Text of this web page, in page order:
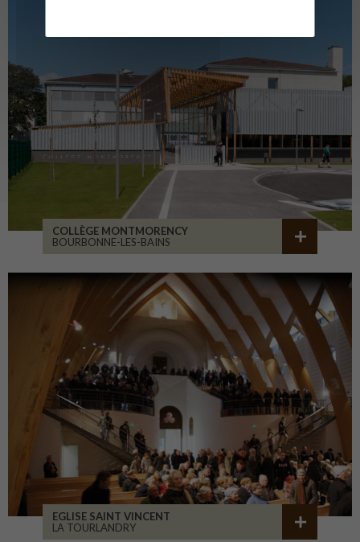
COLLÈGE MONTMORENCY
BOURBONNE-LES-BAINS
EGLISE SAINT VINCENT
LA TOURLANDRY